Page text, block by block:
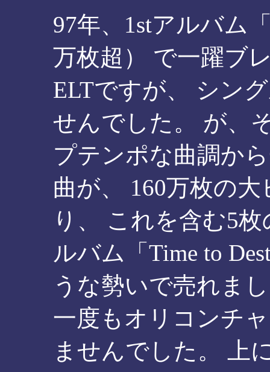
97年、1stアルバム
万枚超） で一躍ブ
ELTですが、 シン
せんでした。 が、
プテンポな曲調か
曲が、 160万枚の
り、 これを含む5
ルバム「Time to
うな勢いで売れま
一度もオリコンチ
ませんでした。 上